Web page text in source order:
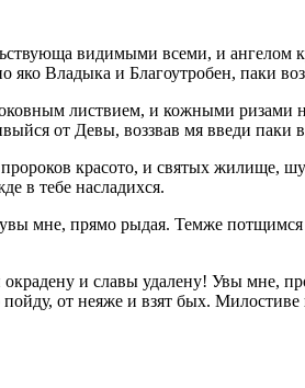
видимыми всеми, и ангелом
Владыка и Благоутробен, паки
листвием, и кожными ризами
от Девы, воззвав мя введи паки
красото, и святых жилище,
в тебе насладихся.
мне, прямо рыдая. Темже потщимся
и славы удалену! Увы мне,
пойду, от неяже и взят бых.